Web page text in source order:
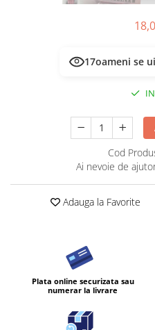
17oameni se
Cod
Ai nevoie de
Adauga la Favorite
Plata online securizata sau
numerar la livrare